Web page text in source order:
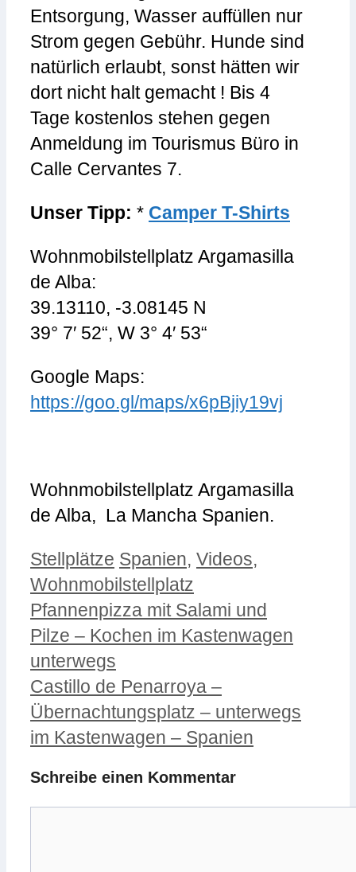
Entsorgung, Wasser auffüllen nur
Strom gegen Gebühr. Hunde sind
natürlich erlaubt, sonst hätten wir
dort nicht halt gemacht ! Bis 4
Tage kostenlos stehen gegen
Anmeldung im Tourismus Büro in
Calle Cervantes 7.
Unser Tipp: * Camper T-Shirts
Wohnmobilstellplatz Argamasilla
de Alba:
39.13110, -3.08145 N
39° 7′ 52“, W 3° 4′ 53“
Google Maps:
https://goo.gl/maps/x6pBjiy19vj
Wohnmobilstellplatz Argamasilla
de Alba, La Mancha Spanien.
Kategorien
Stellplätze Schlagwörter
Spanien, Videos,
Wohnmobilstellplatz
Pfannenpizza mit Salami und
Pilze – Kochen im Kastenwagen
unterwegs
Castillo de Penarroya –
Übernachtungsplatz – unterwegs
im Kastenwagen – Spanien
Schreibe einen Kommentar